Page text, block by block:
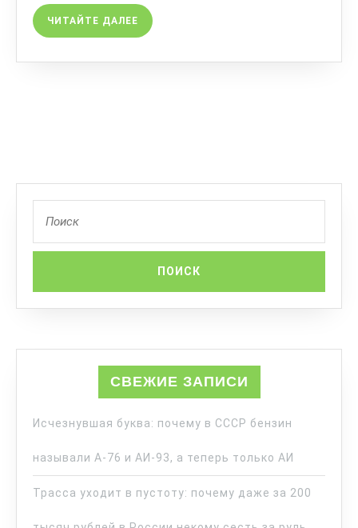
ЧИТАЙТЕ ДАЛЕЕ
СВЕЖИЕ ЗАПИСИ
Исчезнувшая буква: почему в СССР бензин
называли А-76 и АИ-93, а теперь только АИ
Трасса уходит в пустоту: почему даже за 200